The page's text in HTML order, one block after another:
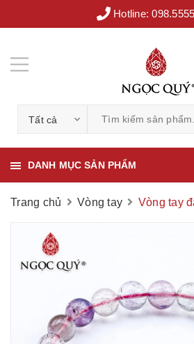
Hotline:
Tất cả
DANH MỤC SẢN PHẨM
Trang chủ Vòng tay Vòng tay